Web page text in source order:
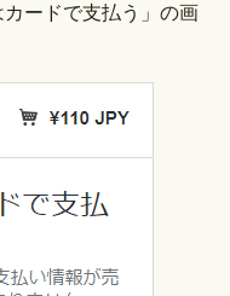
ードで支払う」の画